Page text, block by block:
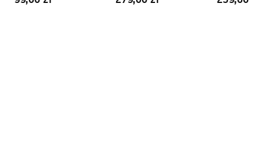
Warranty_Terms_and_Conditions_Basins_-_5.pdf